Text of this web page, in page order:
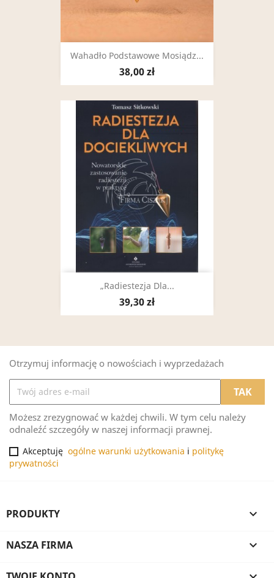
Wahadło Podstawowe Mosiądz...
38,00 zł
„Radiestezja Dla...
39,30 zł
Otrzymuj informację o nowościach i wyprzedażach
Możesz zrezygnować w każdej chwili. W tym celu należy
odnaleźć szczegóły w naszej informacji prawnej.
Akceptuję ogólne warunki użytkowania i politykę
prywatności
PRODUKTY 
NASZA FIRMA 